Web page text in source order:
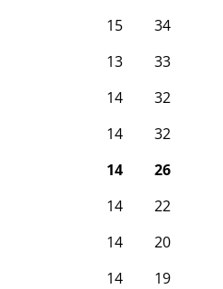
15
34
13
33
14
32
14
32
14
26
14
22
14
20
14
19